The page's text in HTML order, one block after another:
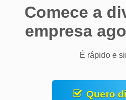
Comece a
empresa
É rápido e
Quero